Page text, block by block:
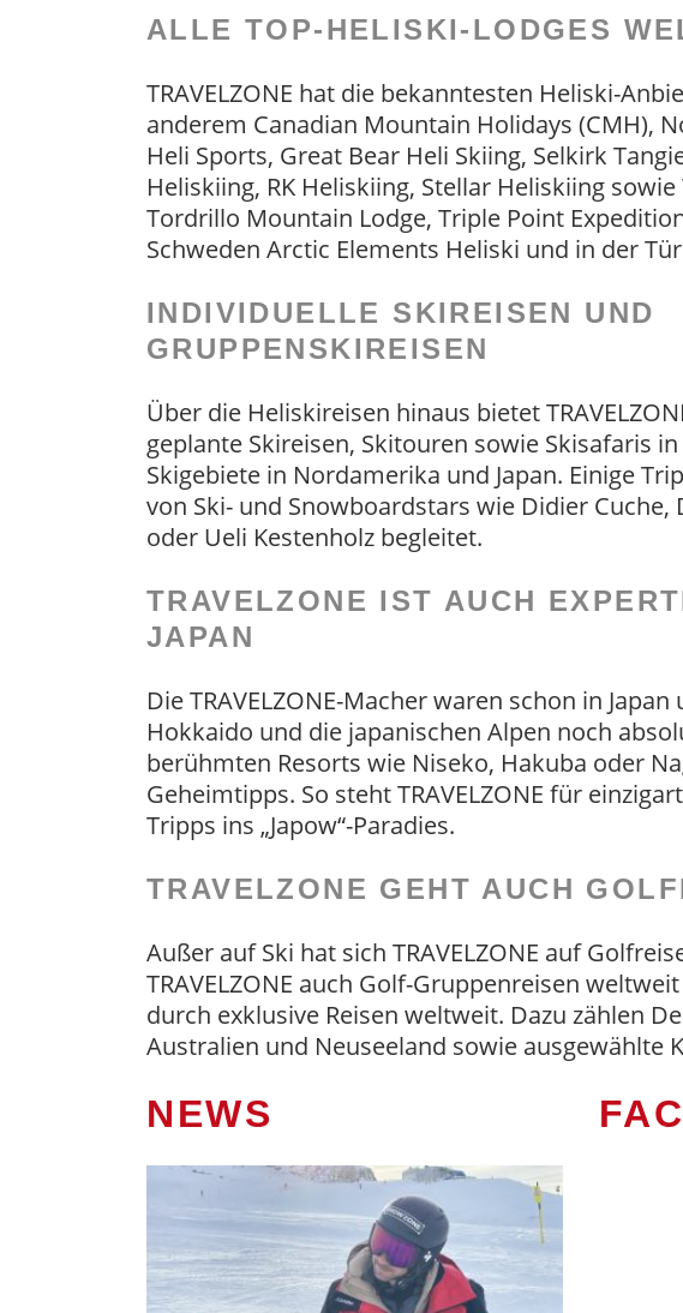
ALLE TOP-HELISKI-LODGES
TRAVELZONE hat die bekanntesten Heliski-
anderem Canadian Mountain Holidays (CMH),
Heli Sports, Great Bear Heli Skiing, Selkirk
Heliskiing, RK Heliskiing, Stellar Heliskiing
Tordrillo Mountain Lodge, Triple Point
Schweden Arctic Elements Heliski und in der
INDIVIDUELLE SKIREISEN UND
GRUPPENSKIREISEN
Über die Heliskireisen hinaus bietet
geplante Skireisen, Skitouren sowie Skisafaris
Skigebiete in Nordamerika und Japan. Einige
von Ski- und Snowboardstars wie Didier Cuche,
oder Ueli Kestenholz begleitet.
TRAVELZONE IST AUCH
JAPAN
Die TRAVELZONE-Macher waren schon in
Hokkaido und die japanischen Alpen noch
berühmten Resorts wie Niseko, Hakuba oder
Geheimtipps. So steht TRAVELZONE für
Tripps ins „Japow“-Paradies.
TRAVELZONE GEHT AUCH
Außer auf Ski hat sich TRAVELZONE auf
TRAVELZONE auch Golf-Gruppenreisen
durch exklusive Reisen weltweit. Dazu zählen
Australien und Neuseeland sowie ausgewählte
NEWS